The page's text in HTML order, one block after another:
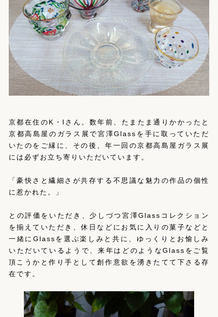
京都在住のK・Iさん。数年前、たまたま通りかかったと
京都高島屋のガラス展で宮澤Glassを手に取っていただ
いたのをご縁に、その後、年一回の京都高島屋ガラス展
には必ずお立ち寄りいただいています。
「豪快さと繊細さが共存する不思議な魅力の作品の個性
に惹かれた。」
との評価をいただき、少しづつ宮澤Glassコレクション
を揃えていただき、休日などにお気に入りの菓子などと
一緒にGlassを選ぶ楽しみと共に、ゆっくりとお愉しみ
いただいているようで、来年はどのようなGlassをご覧
頂こうかと作り手として創作意欲を湧きたてて下さる存
在です。